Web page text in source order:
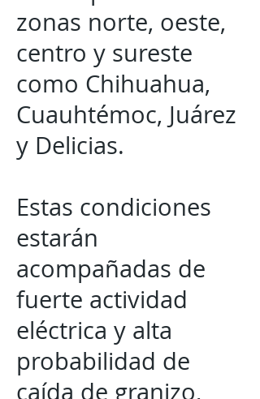
zonas norte, oeste,
centro y sureste
como Chihuahua,
Cuauhtémoc, Juárez
y Delicias.
Estas condiciones
estarán
acompañadas de
fuerte actividad
eléctrica y alta
probabilidad de
caída de granizo,